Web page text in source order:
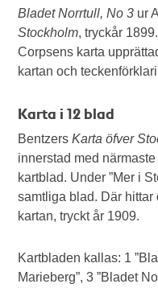
Bladet Norrtull, No 3 ur
Stockholm, tryckår
Corpsens karta
kartan och
Karta i 12 blad
Bentzers Karta öfver
innerstad med
kartblad. Under ”Mer i
samtliga blad. Där
kartan, tryckt år 1909.
Kartbladen kallas: 1
Marieberg”, 3 ”Bladet